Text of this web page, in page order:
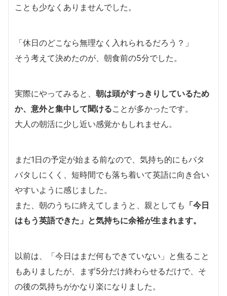
ことも少なくありませんでした。
「休日のどこなら無理なく入れられるだろう？」
そう考えて決めたのが、朝食前の5分でした。
実際にやってみると、 朝は頭がすっきりしているため
か、意外と集中して聞けることが多かったです。
大人の朝活に少し近い感覚かもしれません。
まだ1日の予定が始まる前なので、気持ち的にもバタ
バタしにくく、短時間でも落ち着いて英語に向き合い
やすいように感じました。
また、朝のうちに終えてしまうと、親としても 「今日
はもう英語できた」と気持ちに余裕が生まれます。
以前は、「今日はまだ何もできていない」と焦ること
もありましたが、まず5分だけ終わらせるだけで、そ
の後の気持ちがかなり楽になりました。